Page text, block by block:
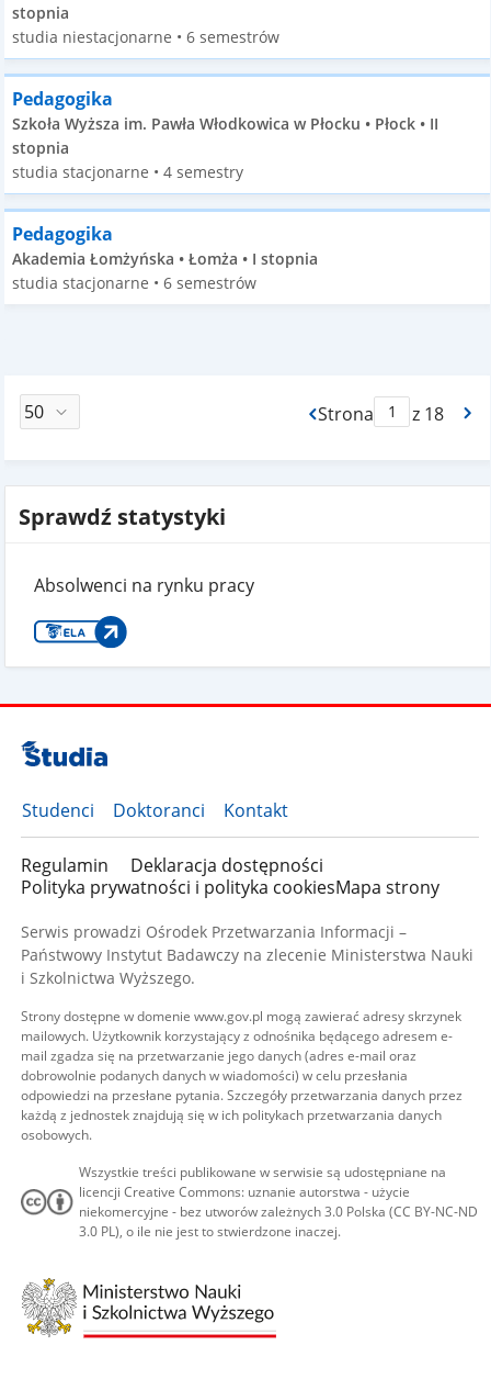
stopnia
studia niestacjonarne • 6 semestrów
Pedagogika
Szkoła Wyższa im. Pawła Włodkowica w Płocku • Płock • II
stopnia
studia stacjonarne • 4 semestry
Pedagogika
Akademia Łomżyńska • Łomża • I stopnia
studia stacjonarne • 6 semestrów
Strona
Max Stronaz 18
Sprawdź statystyki
Absolwenci na rynku pracy
Studenci Doktoranci Kontakt
Regulamin
Deklaracja dostępności
Polityka prywatności i polityka cookiesMapa strony
Serwis prowadzi Ośrodek Przetwarzania Informacji –
Państwowy Instytut Badawczy na zlecenie Ministerstwa Nauki
i Szkolnictwa Wyższego.
Strony dostępne w domenie www.gov.pl mogą zawierać adresy skrzynek
mailowych. Użytkownik korzystający z odnośnika będącego adresem e-
mail zgadza się na przetwarzanie jego danych (adres e-mail oraz
dobrowolnie podanych danych w wiadomości) w celu przesłania
odpowiedzi na przesłane pytania. Szczegóły przetwarzania danych przez
każdą z jednostek znajdują się w ich politykach przetwarzania danych
osobowych.
Wszystkie treści publikowane w serwisie są udostępniane na
licencji Creative Commons: uznanie autorstwa - użycie
niekomercyjne - bez utworów zależnych 3.0 Polska (CC BY-NC-ND
3.0 PL), o ile nie jest to stwierdzone inaczej.